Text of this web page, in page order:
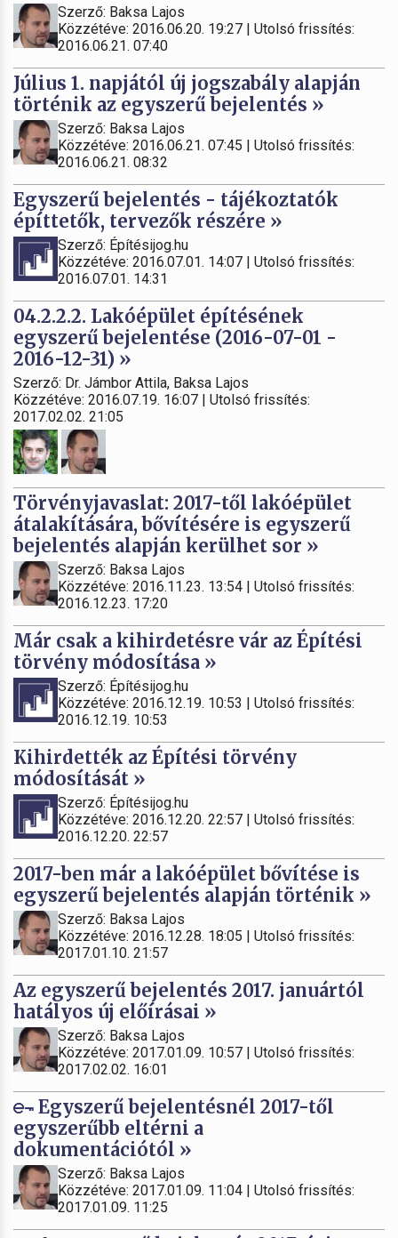
Szerző: Baksa Lajos
Közzétéve: 2016.06.20. 19:27 | Utolsó frissítés:
2016.06.21. 07:40
Július 1. napjától új jogszabály alapján
történik az egyszerű bejelentés »
Szerző: Baksa Lajos
Közzétéve: 2016.06.21. 07:45 | Utolsó frissítés:
2016.06.21. 08:32
Egyszerű bejelentés - tájékoztatók
építtetők, tervezők részére »
Szerző: Építésijog.hu
Közzétéve: 2016.07.01. 14:07 | Utolsó frissítés:
2016.07.01. 14:31
04.2.2.2. Lakóépület építésének
egyszerű bejelentése (2016-07-01 -
2016-12-31) »
Szerző: Dr. Jámbor Attila, Baksa Lajos
Közzétéve: 2016.07.19. 16:07 | Utolsó frissítés:
2017.02.02. 21:05
Törvényjavaslat: 2017-től lakóépület
átalakítására, bővítésére is egyszerű
bejelentés alapján kerülhet sor »
Szerző: Baksa Lajos
Közzétéve: 2016.11.23. 13:54 | Utolsó frissítés:
2016.12.23. 17:20
Már csak a kihirdetésre vár az Építési
törvény módosítása »
Szerző: Építésijog.hu
Közzétéve: 2016.12.19. 10:53 | Utolsó frissítés:
2016.12.19. 10:53
Kihirdették az Építési törvény
módosítását »
Szerző: Építésijog.hu
Közzétéve: 2016.12.20. 22:57 | Utolsó frissítés:
2016.12.20. 22:57
2017-ben már a lakóépület bővítése is
egyszerű bejelentés alapján történik »
Szerző: Baksa Lajos
Közzétéve: 2016.12.28. 18:05 | Utolsó frissítés:
2017.01.10. 21:57
Az egyszerű bejelentés 2017. januártól
hatályos új előírásai »
Szerző: Baksa Lajos
Közzétéve: 2017.01.09. 10:57 | Utolsó frissítés:
2017.02.02. 16:01
Egyszerű bejelentésnél 2017-től
egyszerűbb eltérni a
dokumentációtól »
Szerző: Baksa Lajos
Közzétéve: 2017.01.09. 11:04 | Utolsó frissítés:
2017.01.09. 11:25